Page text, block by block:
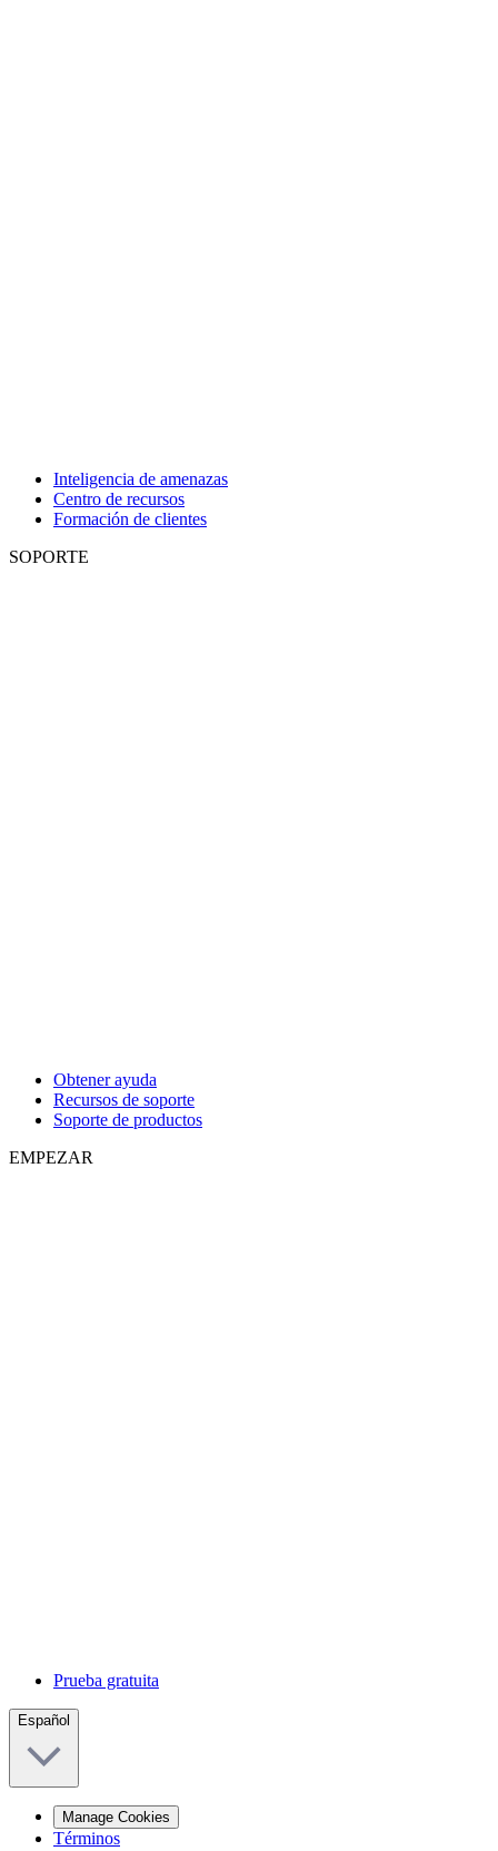
Inteligencia de amenazas
Centro de recursos
Formación de clientes
SOPORTE
Obtener ayuda
Recursos de soporte
Soporte de productos
EMPEZAR
Prueba gratuita
Español
Manage Cookies
Términos